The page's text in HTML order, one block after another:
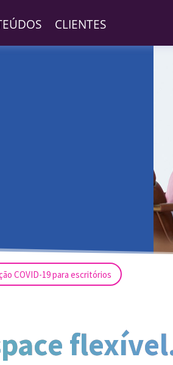
CLIENTES
COVID-19 para escritórios